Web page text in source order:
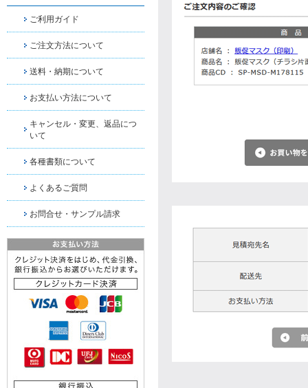
ご利用ガイド
ご注文方法について
送料・納期について
お支払い方法について
キャンセル・変更、返品につ
いて
各種書類について
よくあるご質問
お問合せ・サンプル請求